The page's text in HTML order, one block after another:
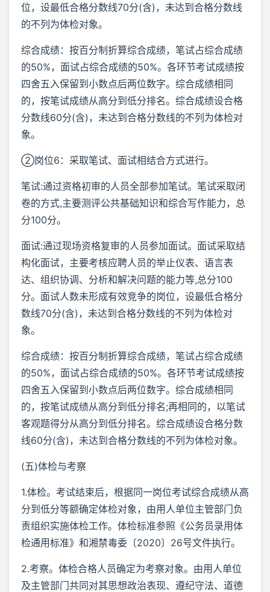
位，设最低合格分数线70分(含)，未达到合格分数线
的不列为体检对象。
综合成绩：按百分制折算综合成绩，笔试占综合成绩
的50%，面试占综合成绩的50%。各环节考试成绩按
四舍五入保留到小数点后两位数字。综合成绩相同
的，按笔试成绩从高分到低分排名。综合成绩设合格
分数线60分(含)，未达到合格分数线的不列为体检对
象。
②岗位6：采取笔试、面试相结合方式进行。
笔试:通过资格初审的人员全部参加笔试。笔试采取闭
卷的方式,主要测评公共基础知识和综合写作能力，总
分100分。
面试:通过现场资格复审的人员参加面试。面试采取结
构化面试，主要考核应聘人员的举止仪表、语言表
达、组织协调、分析和解决问题的能力等,总分100
分。面试人数未形成有效竞争的岗位，设最低合格分
数线70分(含)，未达到合格分数线的不列为体检对
象。
综合成绩：按百分制折算综合成绩，笔试占综合成绩
的50%，面试占综合成绩的50%。各环节考试成绩按
四舍五入保留到小数点后两位数字。综合成绩相同
的，按笔试成绩从高分到低分排名;再相同的，以笔试
客观题得分从高分到低分排名。综合成绩设合格分数
线60分(含)，未达到合格分数线的不列为体检对象。
(五)体检与考察
1.体检。考试结束后，根据同一岗位考试综合成绩从高
分到低分等额确定体检对象，由用人单位主管部门负
责组织实施体检工作。体检标准参照《公务员录用体
检通用标准》和湘禁毒委〔2020〕26号文件执行。
2.考察。体检合格人员确定为考察对象。由用人单位
及主管部门共同对其思想政治表现、遵纪守法、道德